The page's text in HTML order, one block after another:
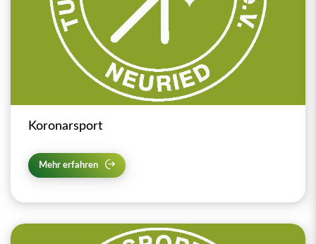
Koronarsport
Mehr erfahren